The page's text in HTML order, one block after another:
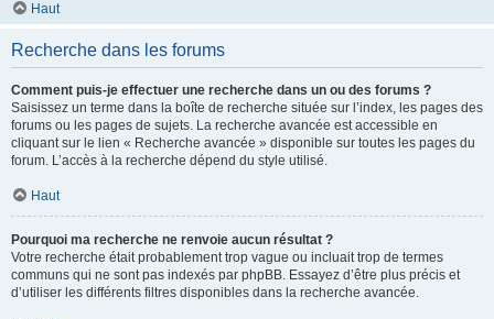
Haut
Recherche dans les forums
Comment puis-je effectuer une recherche dans un ou des forums ?
Saisissez un terme dans la boîte de recherche située sur l’index, les pages des
forums ou les pages de sujets. La recherche avancée est accessible en
cliquant sur le lien « Recherche avancée » disponible sur toutes les pages du
forum. L’accès à la recherche dépend du style utilisé.
Haut
Pourquoi ma recherche ne renvoie aucun résultat ?
Votre recherche était probablement trop vague ou incluait trop de termes
communs qui ne sont pas indexés par phpBB. Essayez d’être plus précis et
d’utiliser les différents filtres disponibles dans la recherche avancée.